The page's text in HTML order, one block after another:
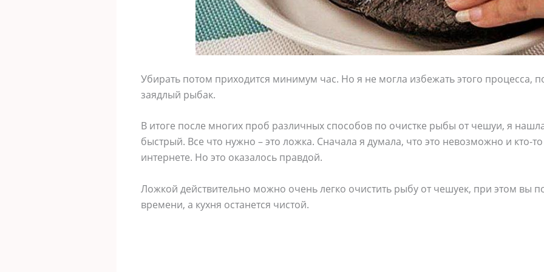
Убирать потом приходится минимум час. Но я не могла избежать этого процесса,
заядлый рыбак.
В итоге после многих проб различных способов по очистке рыбы от чешуи, я
быстрый. Все что нужно – это ложка. Сначала я думала, что это невозможно и кто-
интернете. Но это оказалось правдой.
Ложкой действительно можно очень легко очистить рыбу от чешуек, при этом вы
времени, а кухня останется чистой.